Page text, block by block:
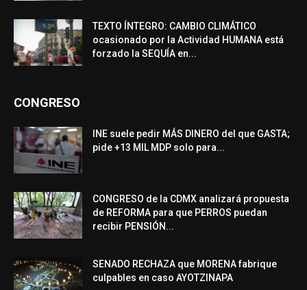
TEXTO ÍNTEGRO: CAMBIO CLIMÁTICO
ocasionado por la Actividad HUMANA está
forzado la SEQUÍA en...
CONGRESO
INE suele pedir MÁS DINERO del que GASTA;
pide +13 MIL MDP solo para...
CONGRESO de la CDMX analizará propuesta
de REFORMA para que PERROS puedan
recibir PENSIÓN...
SENADO RECHAZA que MORENA fabrique
culpables en caso AYOTZINAPA